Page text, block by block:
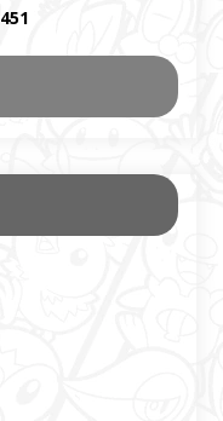
451